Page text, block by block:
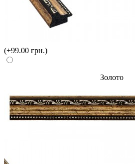
(+99.00 грн.)
Золото